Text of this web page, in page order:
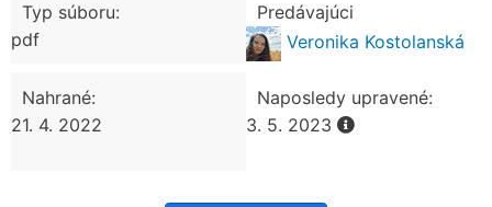
Typ súboru:
pdf
Predávajúci
Veronika Kostolanská
Nahrané:
21. 4. 2022
Naposledy upravené:
3. 5. 2023